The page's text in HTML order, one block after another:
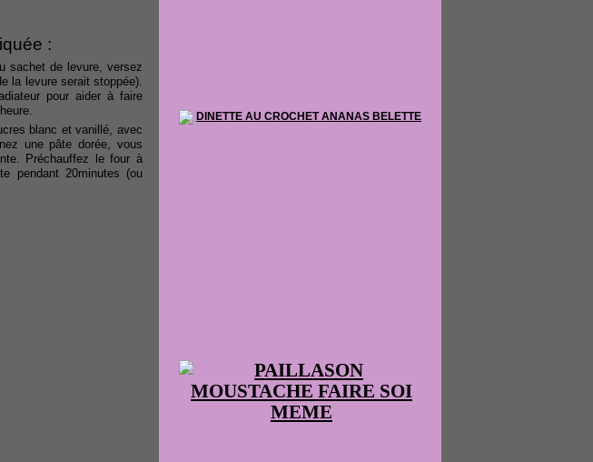
:
sachet de levure, versez
la levure serait stoppée).
pour aider à faire
blanc et vanillé, avec
une pâte dorée, vous
Préchauffez le four à
pendant 20minutes (ou